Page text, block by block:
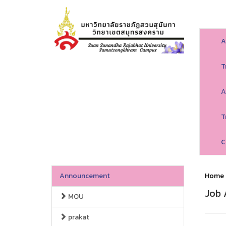
Announcement
MOU
prakat
Home
Job